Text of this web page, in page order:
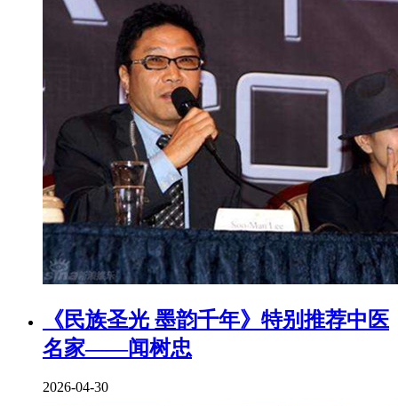
《民族圣光 墨韵千年》特别推荐中医
名家——闻树忠
2026-04-30